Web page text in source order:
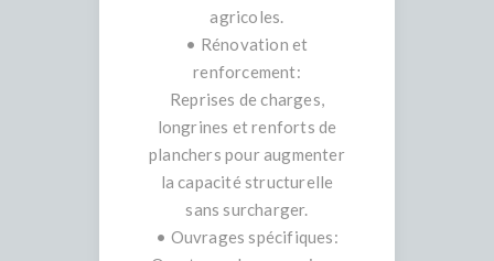
agricoles.
• Rénovation et
renforcement:
Reprises de charges,
longrines et renforts de
planchers pour augmenter
la capacité structurelle
sans surcharger.
• Ouvrages spécifiques: